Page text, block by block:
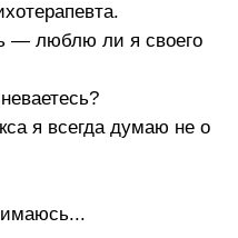
— люблю ли я своего
я всегда думаю не о